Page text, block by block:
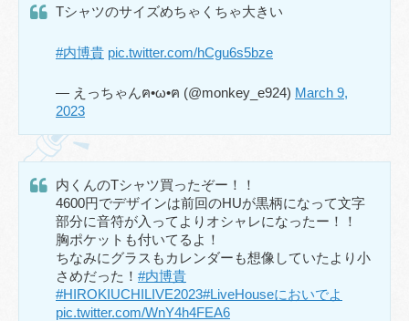
Tシャツのサイズめちゃくちゃ大きい
#内博貴 pic.twitter.com/hCgu6s5bze
— えっちゃんฅ•ω•ฅ (@monkey_e924) March 9,
2023
内くんのTシャツ買ったぞー！！
4600円でデザインは前回のHUが黒柄になって文字
部分に音符が入ってよりオシャレになったー！！
胸ポケットも付いてるよ！
ちなみにグラスもカレンダーも想像していたより小
さめだった！ #内博貴
#HIROKIUCHILIVE2023#LiveHouseにおいでよ
pic.twitter.com/WnY4h4FEA6